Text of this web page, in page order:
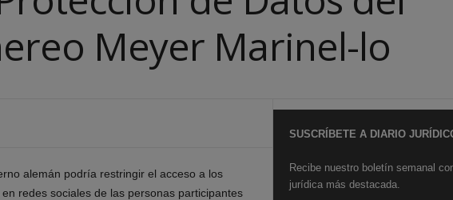
Meyer Marinel-lo
alemán podría restringir el acceso a los
en redes sociales de las personas participantes
SUSCRÍBETE A DIARIO
Recibe nuestro boletín semanal
jurídica más destacada.